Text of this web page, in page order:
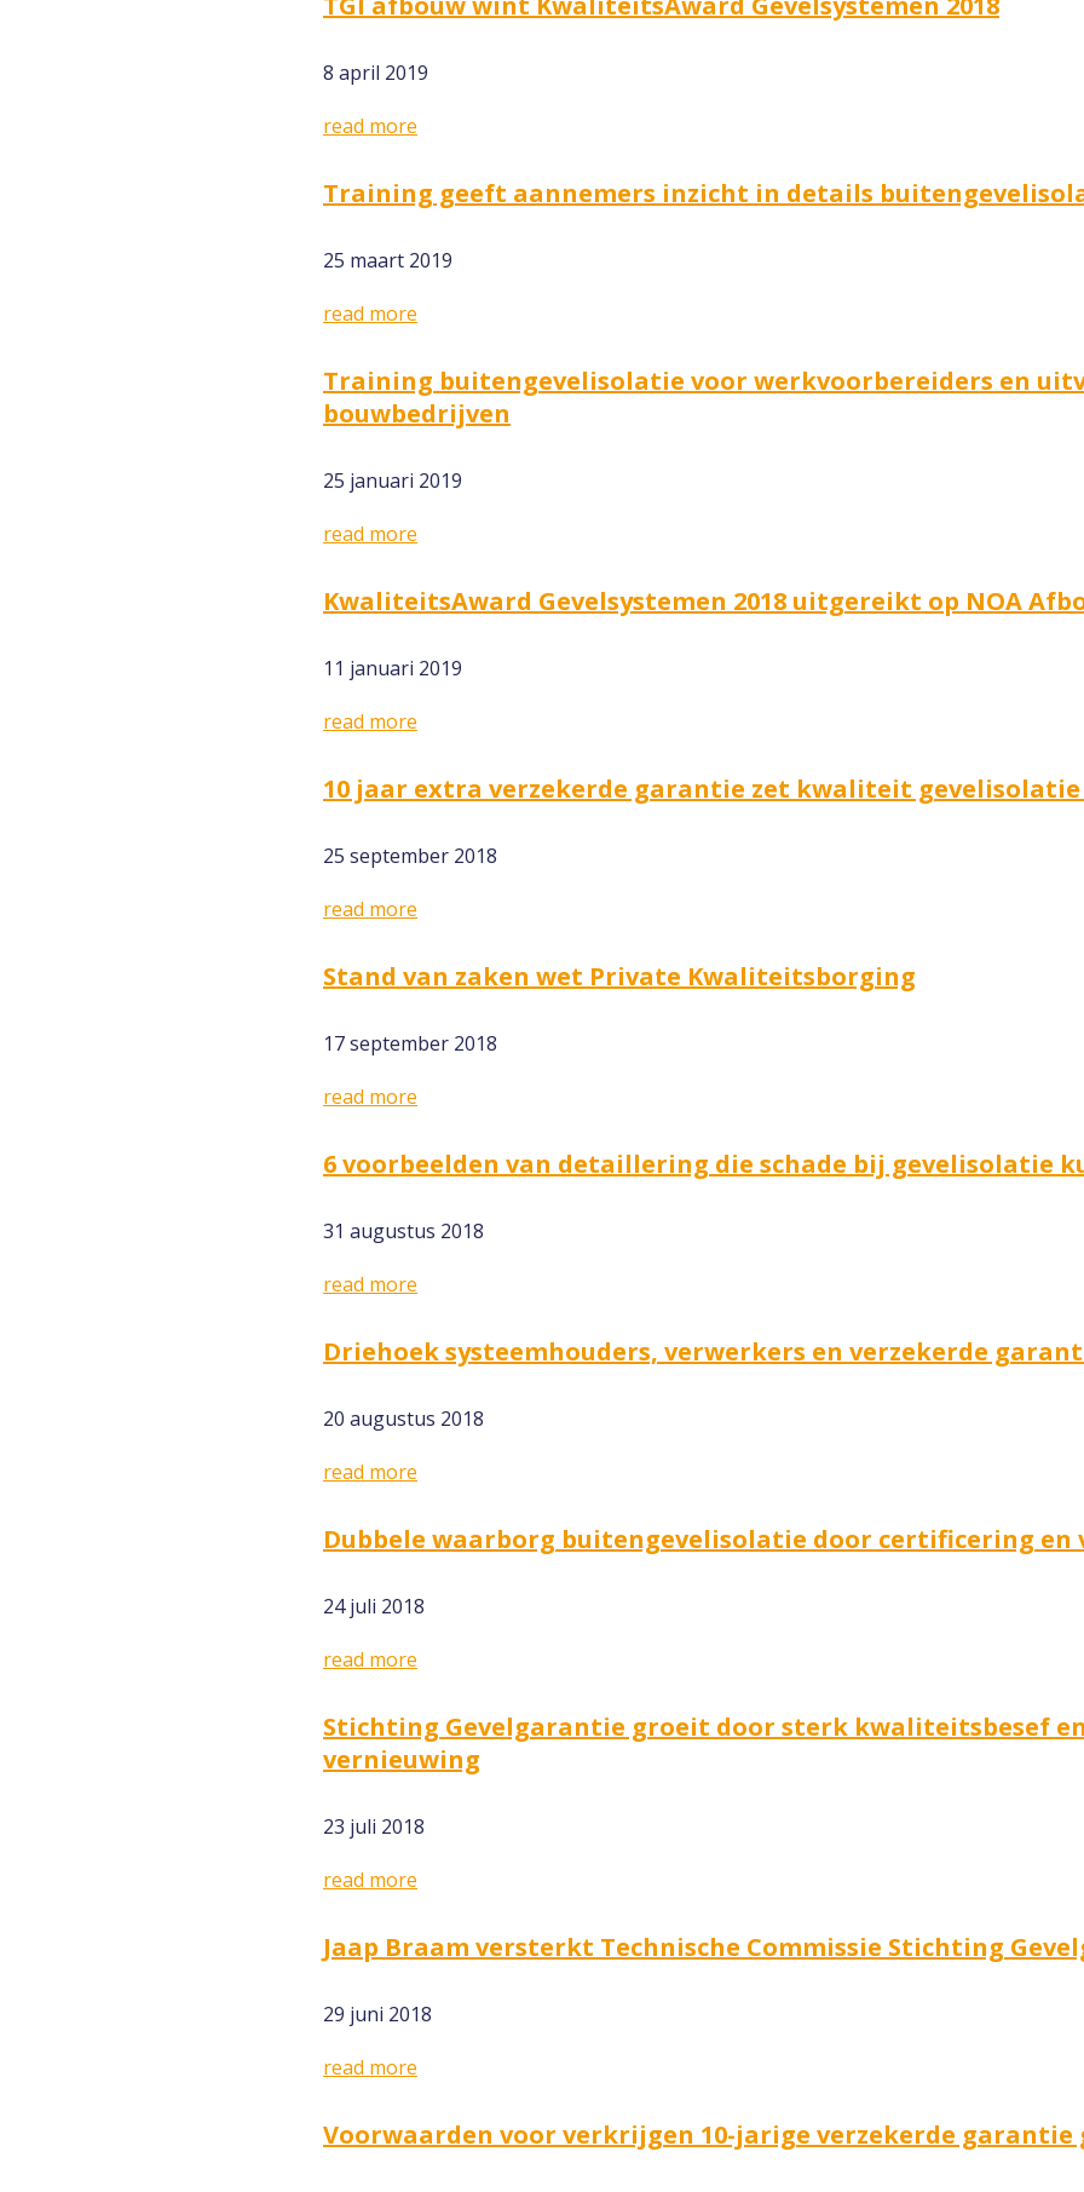
8 april 2019
read more
Training geeft aannemers inzicht in details
25 maart 2019
read more
Training buitengevelisolatie voor werkvoorbereiders en
bouwbedrijven
25 januari 2019
read more
KwaliteitsAward Gevelsystemen 2018 uitgereikt op NOA
11 januari 2019
read more
10 jaar extra verzekerde garantie zet kwaliteit
25 september 2018
read more
Stand van zaken wet Private Kwaliteitsborging
17 september 2018
read more
6 voorbeelden van detaillering die schade bij gevelisolatie
31 augustus 2018
read more
Driehoek systeemhouders, verwerkers en verzekerde
20 augustus 2018
read more
Dubbele waarborg buitengevelisolatie door certificering en
24 juli 2018
read more
Stichting Gevelgarantie groeit door sterk kwaliteitsbesef
vernieuwing
23 juli 2018
read more
Jaap Braam versterkt Technische Commissie Stichting
29 juni 2018
read more
Voorwaarden voor verkrijgen 10-jarige verzekerde garantie